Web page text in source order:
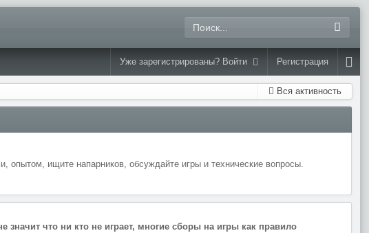
Уже зарегистрированы? Войти Регистрация
Вся активность
ищите напарников, обсуждайте игры и технические вопросы.
что ни кто не играет, многие сборы на игры как правило